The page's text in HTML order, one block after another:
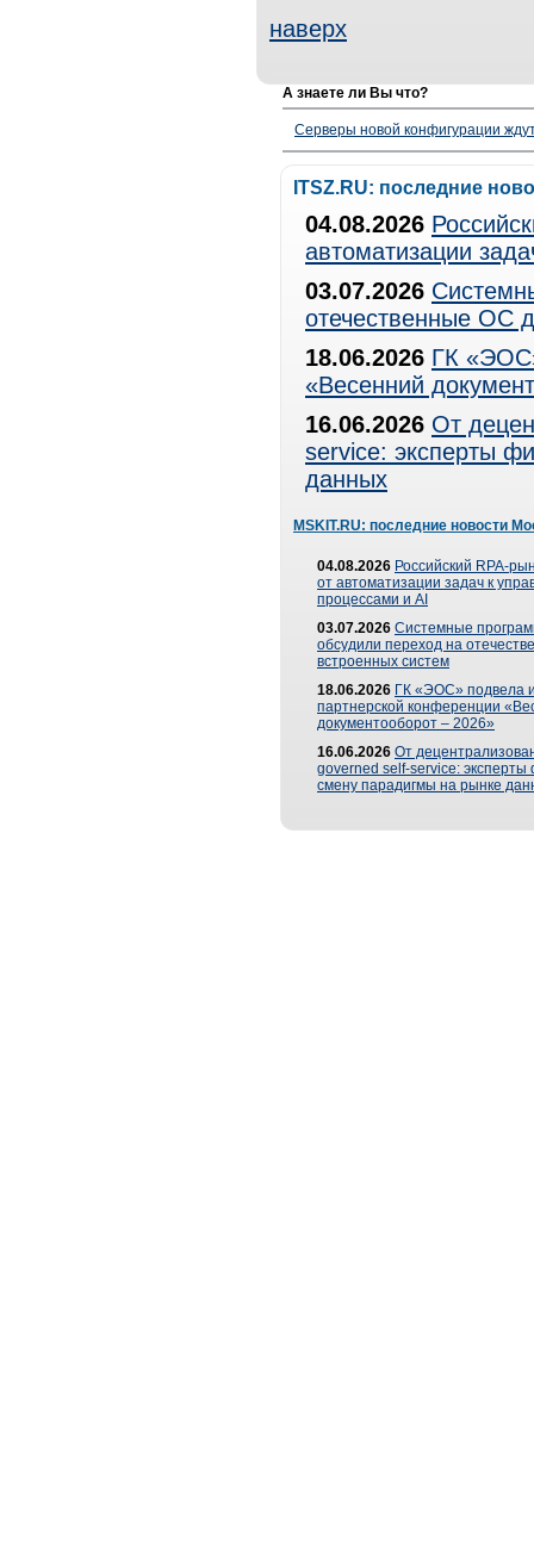
наверх
А знаете ли Вы что?
Серверы новой конфигурации
ITSZ.RU: последние
04.08.2026
автоматизации
03.07.2026
отечественные ОС
18.06.2026 ГК
«Весенний
16.06.2026 От
service: эксперты
данных
MSKIT.RU: последние новости
04.08.2026 Российский RPA-
от автоматизации задач к
процессами и AI
03.07.2026 Системные
обсудили переход на
встроенных систем
18.06.2026 ГК «ЭОС» подвела
партнерской конференции
документооборот – 2026»
16.06.2026 От
governed self-service: эксперты
смену парадигмы на рынке